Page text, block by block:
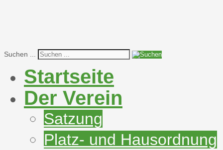
Suchen ...
Startseite
Der Verein
Satzung
Platz- und Hausordnung